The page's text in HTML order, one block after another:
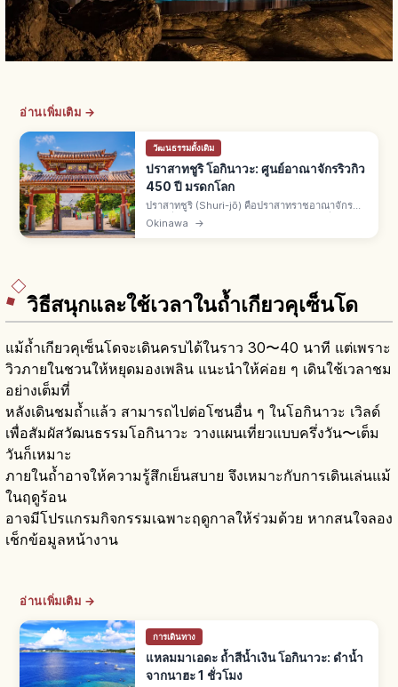
อ่านเพิ่มเติม →
วัฒนธรรมดั้งเดิม
ปราสาทชูริ โอกินาวะ: ศูนย์อาณาจักรริวกิว
450 ปี มรดกโลก
ปราสาทชูริ (Shuri-jō) คือปราสาทราชอาณาจักร
ริวกิวที่นาฮะ จ.โอกินาวะ สร้างราวศตวรรษที่ 14
Okinawa →
วิธีสนุกและใช้เวลาในถ้ำเกียวคุเซ็นโด
แม้ถ้ำเกียวคุเซ็นโดจะเดินครบได้ในราว 30〜40 นาที แต่เพราะ
วิวภายในชวนให้หยุดมองเพลิน แนะนำให้ค่อย ๆ เดินใช้เวลาชม
อย่างเต็มที่
หลังเดินชมถ้ำแล้ว สามารถไปต่อโซนอื่น ๆ ในโอกินาวะ เวิลด์
เพื่อสัมผัสวัฒนธรรมโอกินาวะ วางแผนเที่ยวแบบครึ่งวัน〜เต็ม
วันก็เหมาะ
ภายในถ้ำอาจให้ความรู้สึกเย็นสบาย จึงเหมาะกับการเดินเล่นแม้
ในฤดูร้อน
อาจมีโปรแกรมกิจกรรมเฉพาะฤดูกาลให้ร่วมด้วย หากสนใจลอง
เช็กข้อมูลหน้างาน
อ่านเพิ่มเติม →
การเดินทาง
แหลมมาเอดะ ถ้ำสีน้ำเงิน โอกินาวะ: ดำน้ำ
จากนาฮะ 1 ชั่วโมง